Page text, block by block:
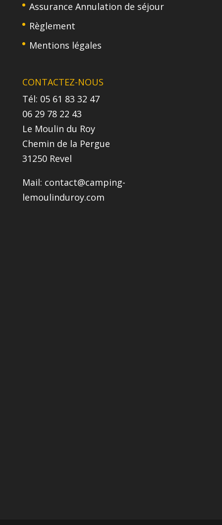
Assurance Annulation de séjour
Règlement
Mentions légales
CONTACTEZ-NOUS
Tél: 05 61 83 32 47
06 29 78 22 43
Le Moulin du Roy
Chemin de la Pergue
31250 Revel
Mail: contact@camping-
lemoulinduroy.com